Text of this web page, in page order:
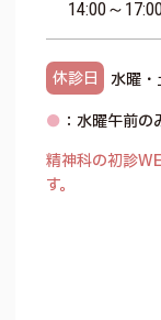
休診日
水曜・
● ：水曜午前の
精神科の初診
す。
14:00～